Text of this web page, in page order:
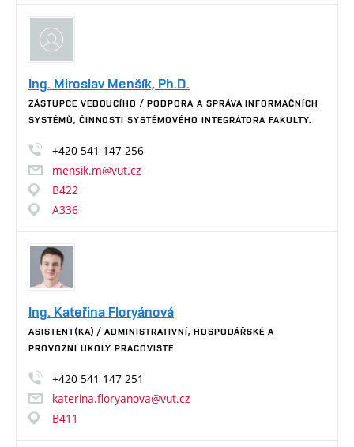
Ing. Miroslav Menšík, Ph.D.
ZÁSTUPCE VEDOUCÍHO / PODPORA A SPRÁVA INFORMAČNÍCH
SYSTÉMŮ, ČINNOSTI SYSTÉMOVÉHO INTEGRÁTORA FAKULTY.
+420 541 147 256
mensik.m@vut.cz
B422
A336
Ing. Kateřina Floryánová
ASISTENT(KA) / ADMINISTRATIVNÍ, HOSPODÁŘSKÉ A
PROVOZNÍ ÚKOLY PRACOVIŠTĚ.
+420 541 147 251
katerina.floryanova@vut.cz
B411